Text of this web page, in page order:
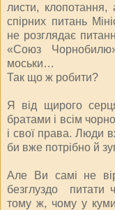
листи,
спірних питань
не розглядає
«Союз
моськи…
Так що ж робити?
Я від щирого
братами і всім
і свої права. Люди
би вже потрібно й
Але Ви самі не
безглуздо питати
тому ж, чому у